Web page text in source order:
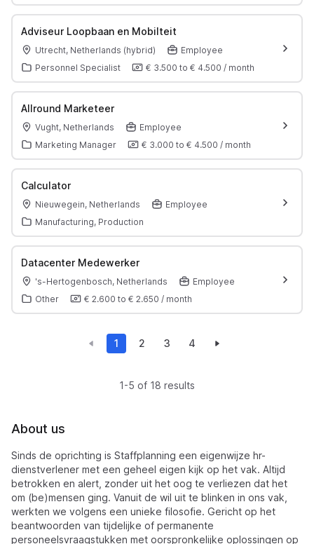
Adviseur Loopbaan en Mobilteit
Utrecht, Netherlands (hybrid)
Employee
Personnel Specialist
€ 3.500 to € 4.500 / month
Allround Marketeer
Vught, Netherlands
Employee
Marketing Manager
€ 3.000 to € 4.500 / month
Calculator
Nieuwegein, Netherlands
Employee
Manufacturing, Production
Datacenter Medewerker
's-Hertogenbosch, Netherlands
Employee
Other
€ 2.600 to € 2.650 / month
1 2 3 4
1-5 of 18 results
About us
Sinds de oprichting is Staffplanning een eigenwijze hr-
dienstverlener met een geheel eigen kijk op het vak. Altijd
betrokken en alert, zonder uit het oog te verliezen dat het
om (be)mensen ging. Vanuit de wil uit te blinken in ons vak,
werkten we volgens een unieke filosofie. Gericht op het
beantwoorden van tijdelijke of permanente
personeelsvraagstukken met oorspronkelijke oplossingen op